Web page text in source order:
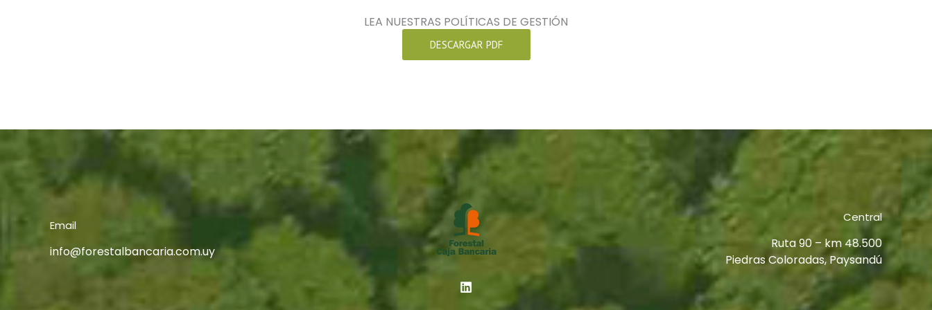
LEA NUESTRAS POLÍTICAS DE GESTIÓN
DESCARGAR PDF
Email
info@forestalbancaria.com.uy
Central
Ruta 90 – km 48.500
Piedras Coloradas, Paysandú